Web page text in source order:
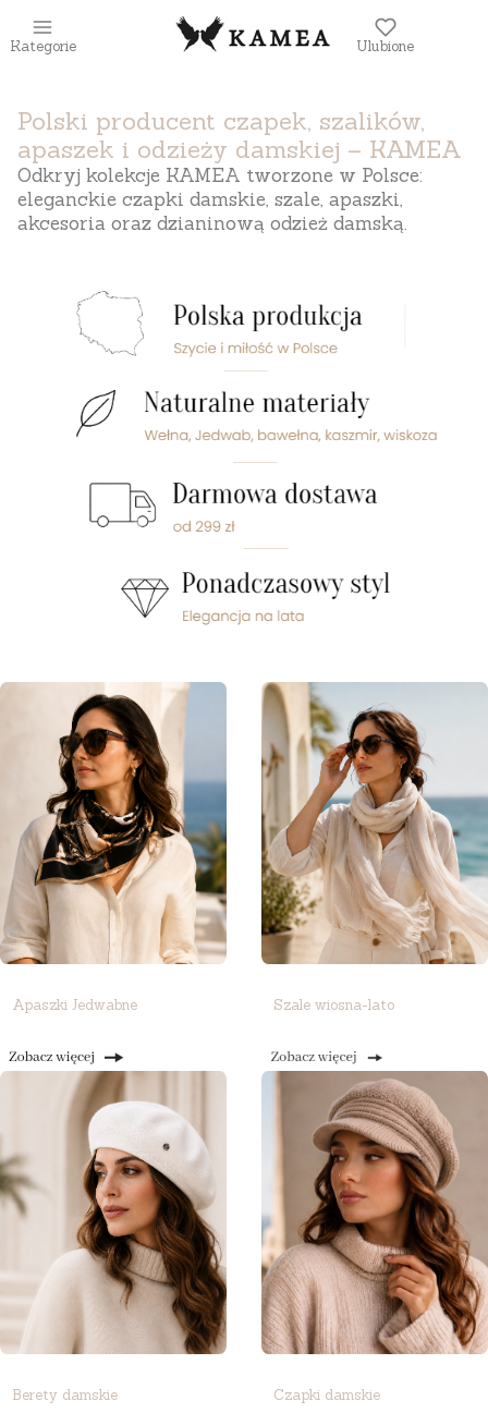
Kategorie Ulubione
Polski producent czapek, szalików,
apaszek i odzieży damskiej – KAMEA
Odkryj kolekcje KAMEA tworzone w Polsce:
eleganckie czapki damskie, szale, apaszki,
akcesoria oraz dzianinową odzież damską.
Apaszki Jedwabne Szale wiosna-lato
Berety damskie Czapki damskie